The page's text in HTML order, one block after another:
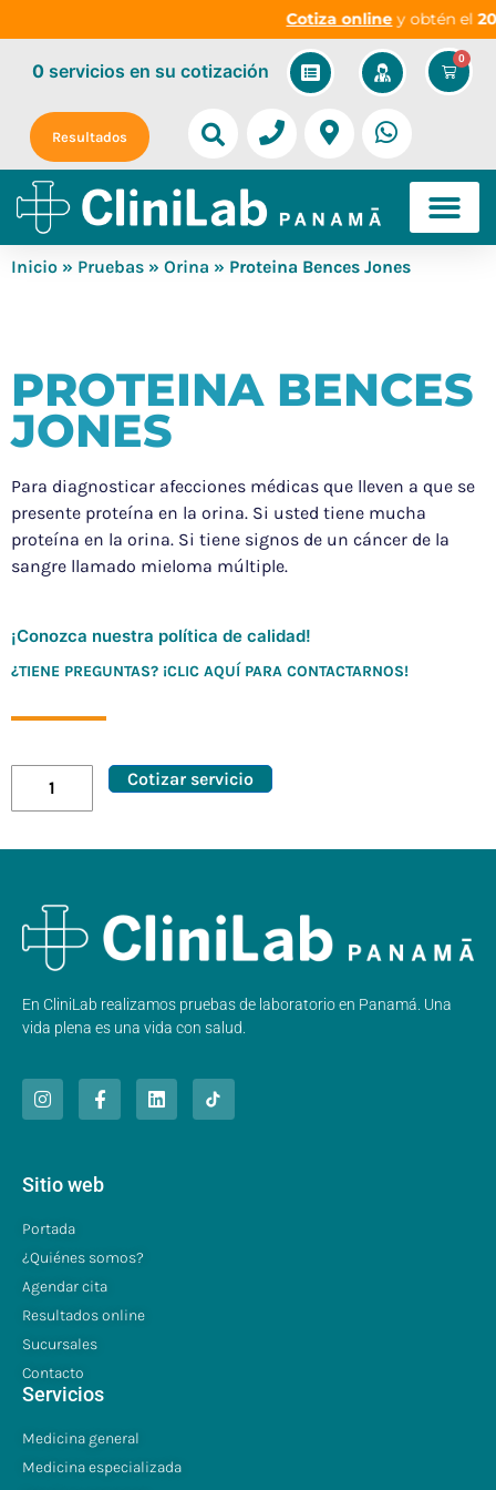
Cotiza onliney obtén el
0
0servicios en su cotización
Resultados
Inicio » Pruebas » Orina » Proteina Bences Jones
PROTEINA BENCES
JONES
Para diagnosticar afecciones médicas que lleven a que se
presente proteína en la orina. Si usted tiene mucha
proteína en la orina. Si tiene signos de un cáncer de la
sangre llamado mieloma múltiple.
¡Conozca nuestra política de calidad!
¿TIENE PREGUNTAS? ¡CLIC AQUÍ PARA CONTACTARNOS!
Cotizar servicio
En CliniLab realizamos pruebas de laboratorio en Panamá. Una
vida plena es una vida con salud.
Sitio web
Portada
¿Quiénes somos?
Agendar cita
Resultados online
Sucursales
Contacto
Servicios
Medicina general
Medicina especializada